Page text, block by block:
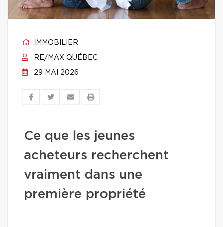
IMMOBILIER
RE/MAX QUÉBEC
29 MAI 2026
Ce que les jeunes
acheteurs recherchent
vraiment dans une
première propriété